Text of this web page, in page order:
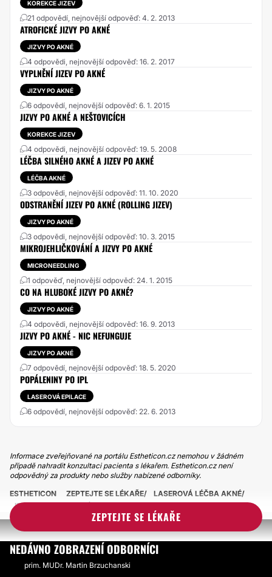
KOREKCE JIZEV
21 odpovědí, nejnovější odpověď: 4. 2. 2013
ATROFICKÉ JIZVY PO AKNÉ
JIZVY PO AKNÉ
4 odpovědi, nejnovější odpověď: 16. 2. 2017
VYPLNĚNÍ JIZEV PO AKNÉ
JIZVY PO AKNÉ
6 odpovědí, nejnovější odpověď: 6. 1. 2015
JIZVY PO AKNÉ A NEŠTOVICÍCH
KOREKCE JIZEV
4 odpovědi, nejnovější odpověď: 19. 5. 2008
LÉČBA SILNÉHO AKNÉ A JIZEV PO AKNÉ
LÉČBA AKNÉ
3 odpovědi, nejnovější odpověď: 11. 10. 2020
ODSTRANĚNÍ JIZEV PO AKNÉ (ROLLING JIZEV)
JIZVY PO AKNÉ
3 odpovědi, nejnovější odpověď: 10. 3. 2015
MIKROJEHLIČKOVÁNÍ A JIZVY PO AKNÉ
MICRONEEDLING
1 odpověď, nejnovější odpověď: 24. 1. 2015
CO NA HLUBOKÉ JIZVY PO AKNÉ?
JIZVY PO AKNÉ
4 odpovědi, nejnovější odpověď: 16. 9. 2013
JIZVY PO AKNÉ - NIC NEFUNGUJE
JIZVY PO AKNÉ
7 odpovědí, nejnovější odpověď: 18. 5. 2020
POPÁLENINY PO IPL
LASEROVÁ EPILACE
6 odpovědí, nejnovější odpověď: 22. 6. 2013
Informace zveřejňované na portálu Estheticon.cz nemohou v žádném
případě nahradit konzultaci pacienta s lékařem. Estheticon.cz není
odpovědný za produkty nebo služby nabízené odborníky.
ZEPTEJTE SE LÉKAŘE
ESTHETICON ZEPTEJTE SE LÉKAŘE
LASEROVÁ LÉČBA AKNÉ
IPL A JIZVY PO AKNÉ
NEDÁVNO ZOBRAZENÍ ODBORNÍCI
prim. MUDr. Martin Brzuchanski